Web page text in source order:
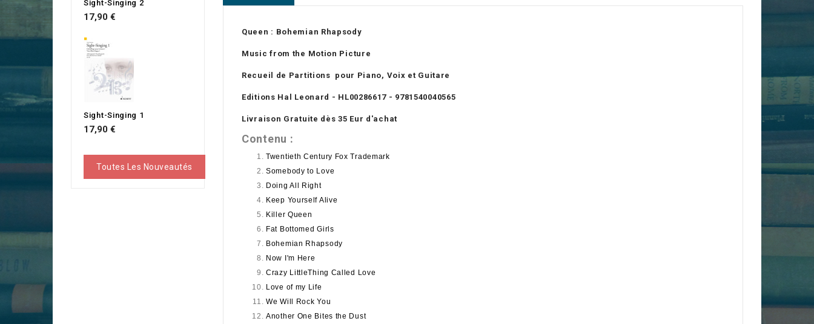
Sight-Singing 2
Prix
17,90 €
Sight-Singing 1
Prix
17,90 €
Toutes Les Nouveautés
Queen : Bohemian Rhapsody
Music from the Motion Picture
Recueil de Partitions pour Piano, Voix et Guitare
Editions Hal Leonard - HL00286617 - 9781540040565
Livraison Gratuite dès 35 Eur d'achat
Contenu :
Twentieth Century Fox Trademark
Somebody to Love
Doing All Right
Keep Yourself Alive
Killer Queen
Fat Bottomed Girls
Bohemian Rhapsody
Now I'm Here
Crazy LittleThing Called Love
Love of my Life
We Will Rock You
Another One Bites the Dust